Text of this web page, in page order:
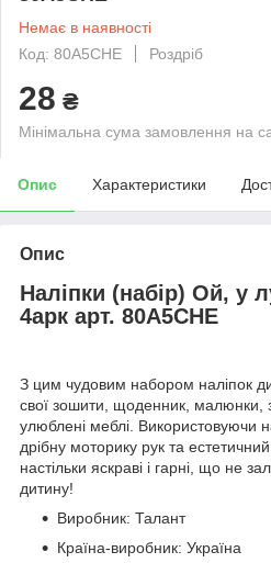
Немає в наявності
Код: 80A5CHE
Роздріб
28 ₴
Мінімальна сума замовлення на
Опис Характеристики
Опис
Наліпки (набір) Ой, у
4арк арт. 80A5CHE
З цим чудовим набором наліпок
свої зошити, щоденник, малюнки,
улюблені меблі. Використовуючи
дрібну моторику рук та
настільки яскраві і гарні, що не
дитину!
Виробник: Талант
Країна-виробник: Україна